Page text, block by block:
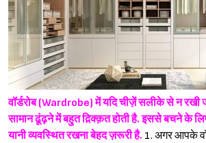
वॉर्डरोब (Wardrobe) में यदि चीज़ें सलीके से न रखी
सामान ढूंढ़ने में बहुत द़िक्क़त होती है. इससे बचने के लिए
यानी व्यवस्थित रखना बेहद ज़रूरी है. 1. अगर आपके